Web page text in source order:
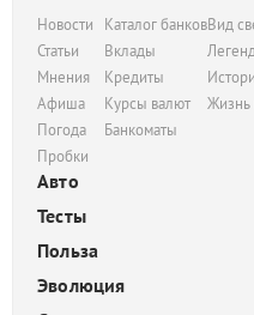
Новости
Статьи
Мнения
Афиша
Погода
Пробки
Каталог банков
Вклады
Кредиты
Курсы валют
Банкоматы
Вид
Жизнь
Авто
Тесты
Польза
Эволюция